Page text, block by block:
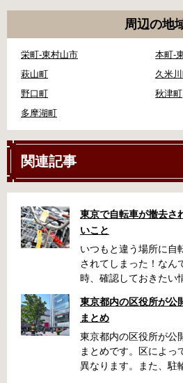
周辺の地
栄町-東村山市
本町-
萩山町
久米
野口町
秋津町
多摩湖町
関連記事
東京で自転車が撤去さ
いこと
いつもと違う場所に自
されてしまった！なん
時、確認しておきたい
くらい？なんて疑問が
前に確認していざとい
代田区 / 新宿区 / 品川
/ 北区 / 墨田区 / 渋谷
された場合 猿楽町保
東京都内の区役所が公
まとめ
東京都内の区役所が公
まとめです。区によっ
異なります。また、駐